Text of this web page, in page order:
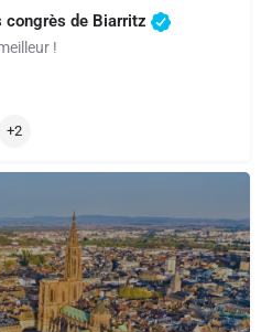
congrès de Biarritz
!
+2